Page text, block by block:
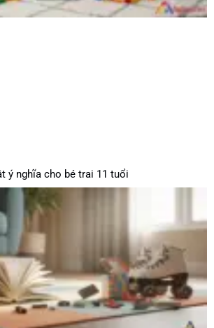
ý nghĩa cho bé trai 11 tuổi